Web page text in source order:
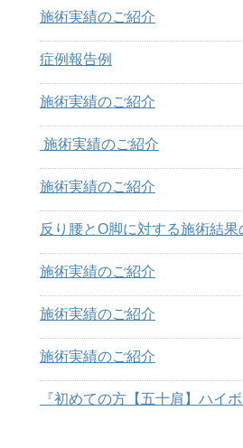
施術実績のご紹介
症例報告例
施術実績のご紹介
施術実績のご紹介
施術実績のご紹介
反り腰とO脚に対する施術結果
施術実績のご紹介
施術実績のご紹介
施術実績のご紹介
『初めての方【五十肩】ハイ